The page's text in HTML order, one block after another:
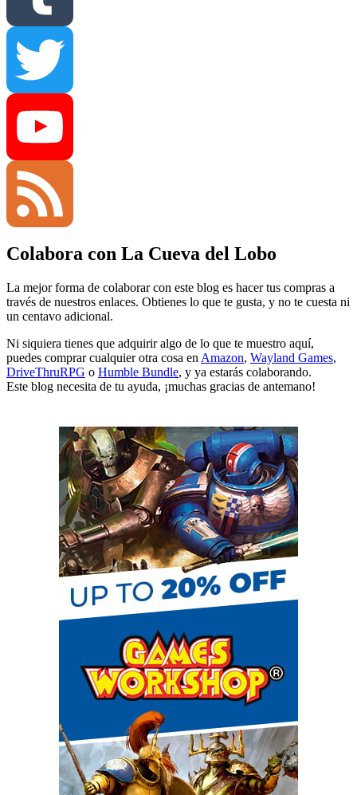
Tumblr
Twitter
YouTube
Channel
Feed
Colabora con La Cueva del Lobo
La mejor forma de colaborar con este blog es hacer tus compras a
través de nuestros enlaces. Obtienes lo que te gusta, y no te cuesta ni
un centavo adicional.
Ni siquiera tienes que adquirir algo de lo que te muestro aquí,
puedes comprar cualquier otra cosa en Amazon, Wayland Games,
DriveThruRPG o Humble Bundle, y ya estarás colaborando.
Este blog necesita de tu ayuda, ¡muchas gracias de antemano!